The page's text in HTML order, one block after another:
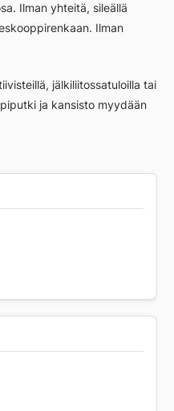
Ilman yhteitä, sileällä
Ilman
jälkiliitossatuloilla tai
ja kansisto myydään